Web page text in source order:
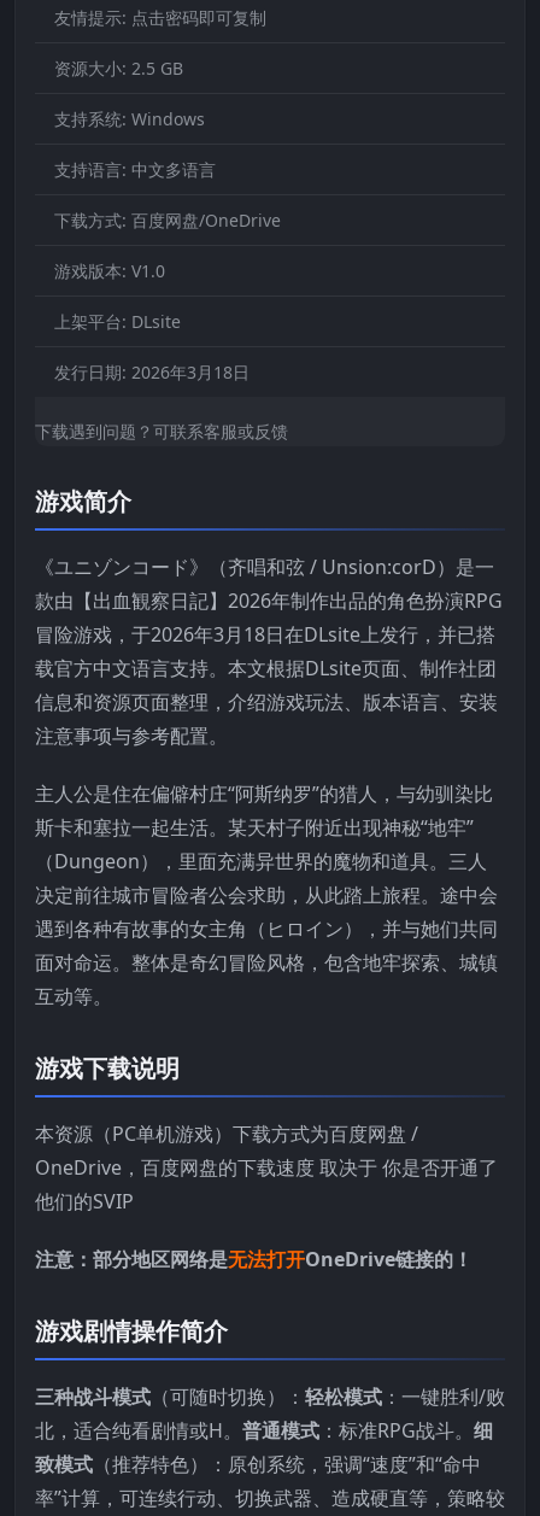
友情提示: 点击密码即可复制
资源大小: 2.5 GB
支持系统: Windows
支持语言: 中文多语言
下载方式: 百度网盘/OneDrive
游戏版本: V1.0
上架平台: DLsite
发行日期: 2026年3月18日
下载遇到问题？可联系客服或反馈
游戏简介
《ユニゾンコード》（齐唱和弦 / Unsion:corD）是一
款由【出血観察日記】2026年制作出品的角色扮演RPG
冒险游戏，于2026年3月18日在DLsite上发行，并已搭
载官方中文语言支持。本文根据DLsite页面、制作社团
信息和资源页面整理，介绍游戏玩法、版本语言、安装
注意事项与参考配置。
主人公是住在偏僻村庄“阿斯纳罗”的猎人，与幼驯染比
斯卡和塞拉一起生活。某天村子附近出现神秘“地牢”
（Dungeon），里面充满异世界的魔物和道具。三人
决定前往城市冒险者公会求助，从此踏上旅程。途中会
遇到各种有故事的女主角（ヒロイン），并与她们共同
面对命运。整体是奇幻冒险风格，包含地牢探索、城镇
互动等。
游戏下载说明
本资源（PC单机游戏）下载方式为百度网盘 /
OneDrive，百度网盘的下载速度 取决于 你是否开通了
他们的SVIP
注意：部分地区网络是无法打开OneDrive链接的！
游戏剧情操作简介
三种战斗模式 （可随时切换）： 轻松模式 ：一键胜利/败
北，适合纯看剧情或H。 普通模式 ：标准RPG战斗。 细
致模式 （推荐特色）：原创系统，强调“速度”和“命中
率”计算，可连续行动、切换武器、造成硬直等，策略较